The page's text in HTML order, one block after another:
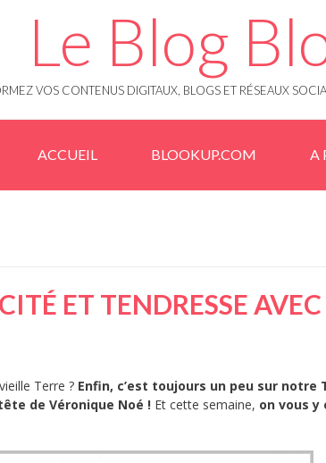
Le Blog
VOS CONTENUS DIGITAUX, BLOGS ET RÉSEAUX
ACCUEIL BLOOKUP.COM A
ET TENDRESSE
Terre ? Enfin, c’est toujours un peu sur
de Véronique Noé ! Et cette semaine, on vous y